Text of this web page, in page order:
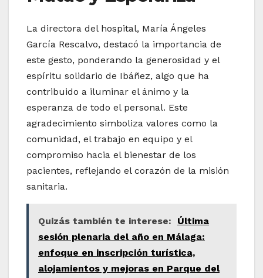
La directora del hospital, María Ángeles
García Rescalvo, destacó la importancia de
este gesto, ponderando la generosidad y el
espíritu solidario de Ibáñez, algo que ha
contribuido a iluminar el ánimo y la
esperanza de todo el personal. Este
agradecimiento simboliza valores como la
comunidad, el trabajo en equipo y el
compromiso hacia el bienestar de los
pacientes, reflejando el corazón de la misión
sanitaria.
Quizás también te interese:
Última
sesión plenaria del año en Málaga:
enfoque en inscripción turística,
alojamientos y mejoras en Parque del